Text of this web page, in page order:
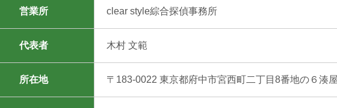
営業所 clear style綜合探偵事務所
代表者 木村 文範
所在地 〒183-0022 東京都府中市宮西町二丁目8番地の６湊